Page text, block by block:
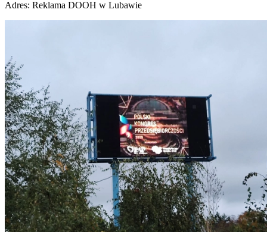
Adres: Reklama DOOH w Lubawie